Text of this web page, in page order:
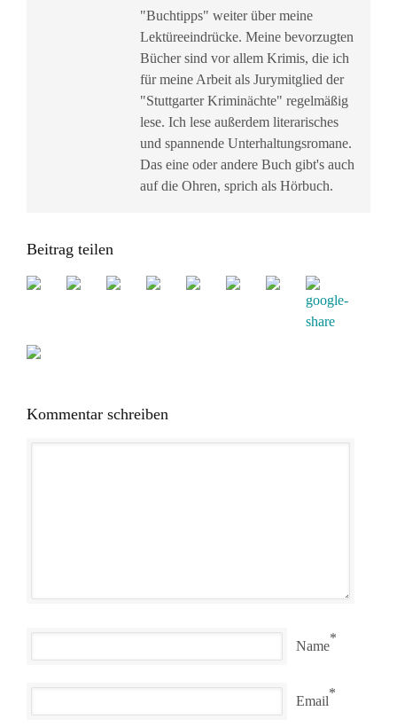
"Buchtipps" weiter über meine
Lektüreeindrücke. Meine bevorzugten
Bücher sind vor allem Krimis, die ich
für meine Arbeit als Jurymitglied der
"Stuttgarter Kriminächte" regelmäßig
lese. Ich lese außerdem literarisches
und spannende Unterhaltungsromane.
Das eine oder andere Buch gibt's auch
auf die Ohren, sprich als Hörbuch.
Beitrag teilen
Kommentar schreiben
Name
*
Email
*